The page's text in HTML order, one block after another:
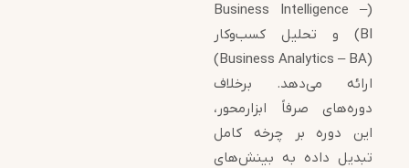
(Business Intelligence –
BI) و تحلیل کسب‌وکار
(Business Analytics – BA)
ارائه می‌دهد. برخلاف
دوره‌های صرفاً ابزارمحور،
این دوره بر چرخه کامل
تبدیل داده به بینش‌های